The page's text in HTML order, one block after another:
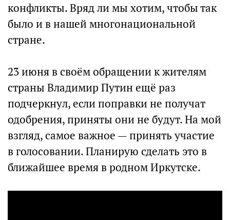
конфликты. Вряд ли мы хотим, чтобы так
было и в нашей многонациональной
стране.
23 июня в своём обращении к жителям
страны Владимир Путин ещё раз
подчеркнул, если поправки не получат
одобрения, приняты они не будут. На мой
взгляд, самое важное — принять участие
в голосовании. Планирую сделать это в
ближайшее время в родном Иркутске.